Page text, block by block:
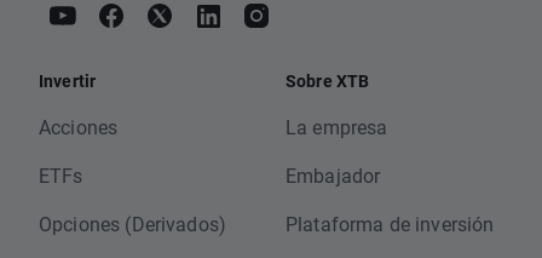
Invertir
Acciones
ETFs
Opciones (Derivados)
Sobre XTB
La empresa
Embajador
Plataforma de inversión